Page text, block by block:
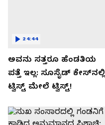
ಅವನು ಸತ್ತರೂ ಹೆಂಡತಿಯ
ಪತ್ತೆ ಇಲ್ಲ: ಸೂಸೈಡ್​​ ಕೇಸ್​​ನಲ್ಲಿ
ಟ್ವಿಸ್ಟ್​ ಮೇಲೆ ಟ್ವಿಸ್ಟ್!
24:44